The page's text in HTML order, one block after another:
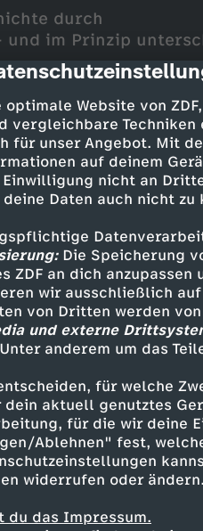
description
optimale Website von
vergleichbare
für unser Angebot. Mit
auf deinem
Einwilligung nicht an
Daten auch nicht zu
Die Speicherung
ZDF an dich
wir ausschließlich auf
von Dritten werden
und externe
anderem um das
für welche
aktuell genutztes
für die wir deine
Ablehnen" fest,
widerrufen oder ändern.
du das Impressum.
durch
im Prinzip
Inhalte
Video